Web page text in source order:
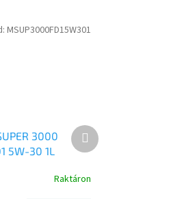
3000
5W-30 1L
Raktáron
MSUP3000FD15W301
Következő
termék